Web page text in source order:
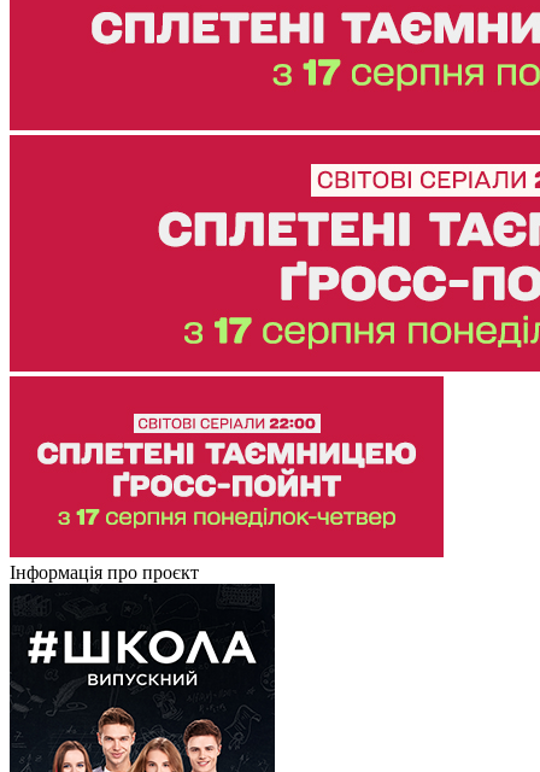
Інформація про проєкт